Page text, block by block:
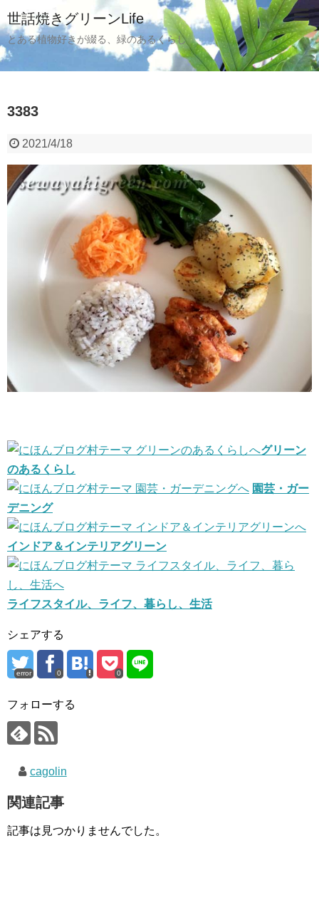
世話焼きグリーンLife
とある植物好きが綴る、緑のあるくらし
3383
2021/4/18
グリーン
のあるくらし
園芸・ガー
デニング
インドア＆インテリアグリーン
ライフスタイル、ライフ、暮らし、生活
シェアする
error 0 0
フォローする
cagolin
関連記事
記事は見つかりませんでした。